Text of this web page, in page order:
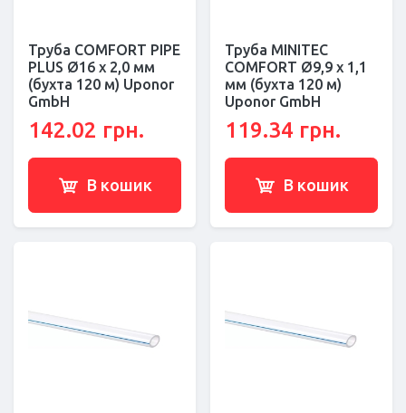
Труба COMFORT PIPE
PLUS Ø16 x 2,0 мм
(бухта 120 м) Uponor
GmbH
142.02 грн.
В кошик
Труба MINITEC
COMFORT Ø9,9 x 1,1
мм (бухта 120 м)
Uponor GmbH
119.34 грн.
В кошик